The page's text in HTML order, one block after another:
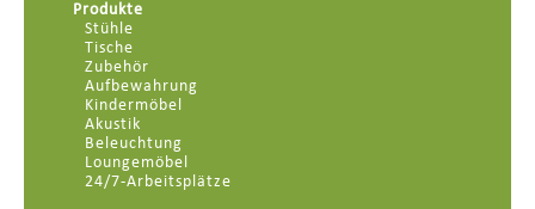
Produkte
Stühle
Tische
Zubehör
Aufbewahrung
Kindermöbel
Akustik
Beleuchtung
Loungemöbel
24/7-Arbeitsplätze